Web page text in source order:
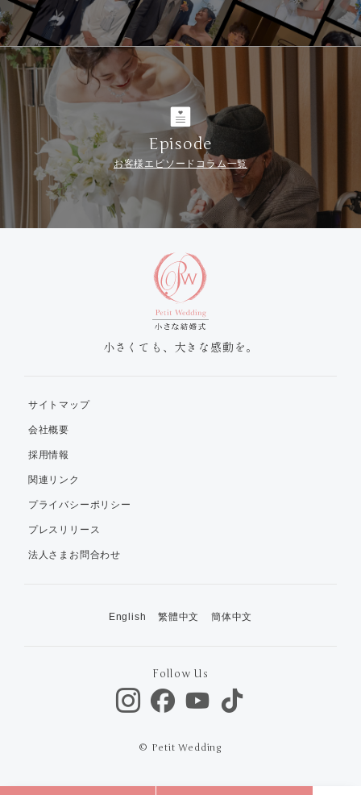
Episode
お客様エピソードコラム一覧
小さくても、大きな感動を。
サイトマップ
会社概要
採用情報
関連リンク
プライバシーポリシー
プレスリリース
法人さまお問合わせ
English 繁體中文 簡体中文
Follow Us
© Petit Wedding